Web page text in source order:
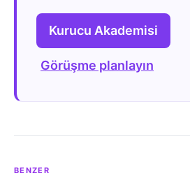
Kurucu Akademisi
Görüşme planlayın
BENZER